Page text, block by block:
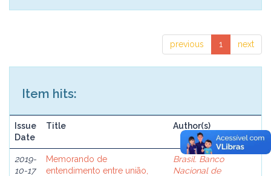
previous 1 next
Item hits:
Issue
Date
Title Author(s)
2019-
10-17
Memorando de
entendimento entre união,
Brasil. Banco
Nacional de